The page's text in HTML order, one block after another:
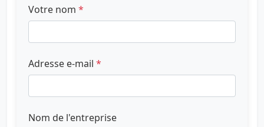
Votre nom *
Adresse e-mail *
Nom de l'entreprise